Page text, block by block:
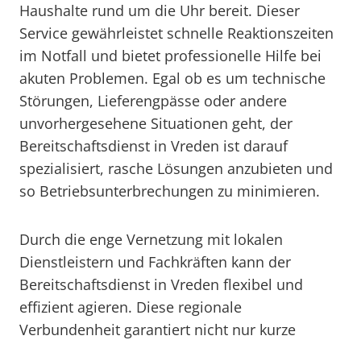
Haushalte rund um die Uhr bereit. Dieser
Service gewährleistet schnelle Reaktionszeiten
im Notfall und bietet professionelle Hilfe bei
akuten Problemen. Egal ob es um technische
Störungen, Lieferengpässe oder andere
unvorhergesehene Situationen geht, der
Bereitschaftsdienst in Vreden ist darauf
spezialisiert, rasche Lösungen anzubieten und
so Betriebsunterbrechungen zu minimieren.
Durch die enge Vernetzung mit lokalen
Dienstleistern und Fachkräften kann der
Bereitschaftsdienst in Vreden flexibel und
effizient agieren. Diese regionale
Verbundenheit garantiert nicht nur kurze